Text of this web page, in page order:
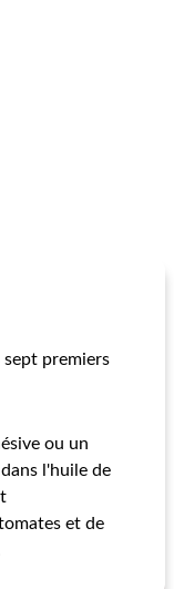
sept premiers
ou un
l'huile de
et de